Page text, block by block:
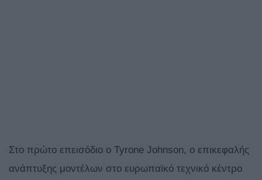
Στο πρώτο επεισόδιο ο Tyrone Johnson, ο επικεφαλής
ανάπτυξης μοντέλων στο ευρωπαϊκό τεχνικό κέντρο